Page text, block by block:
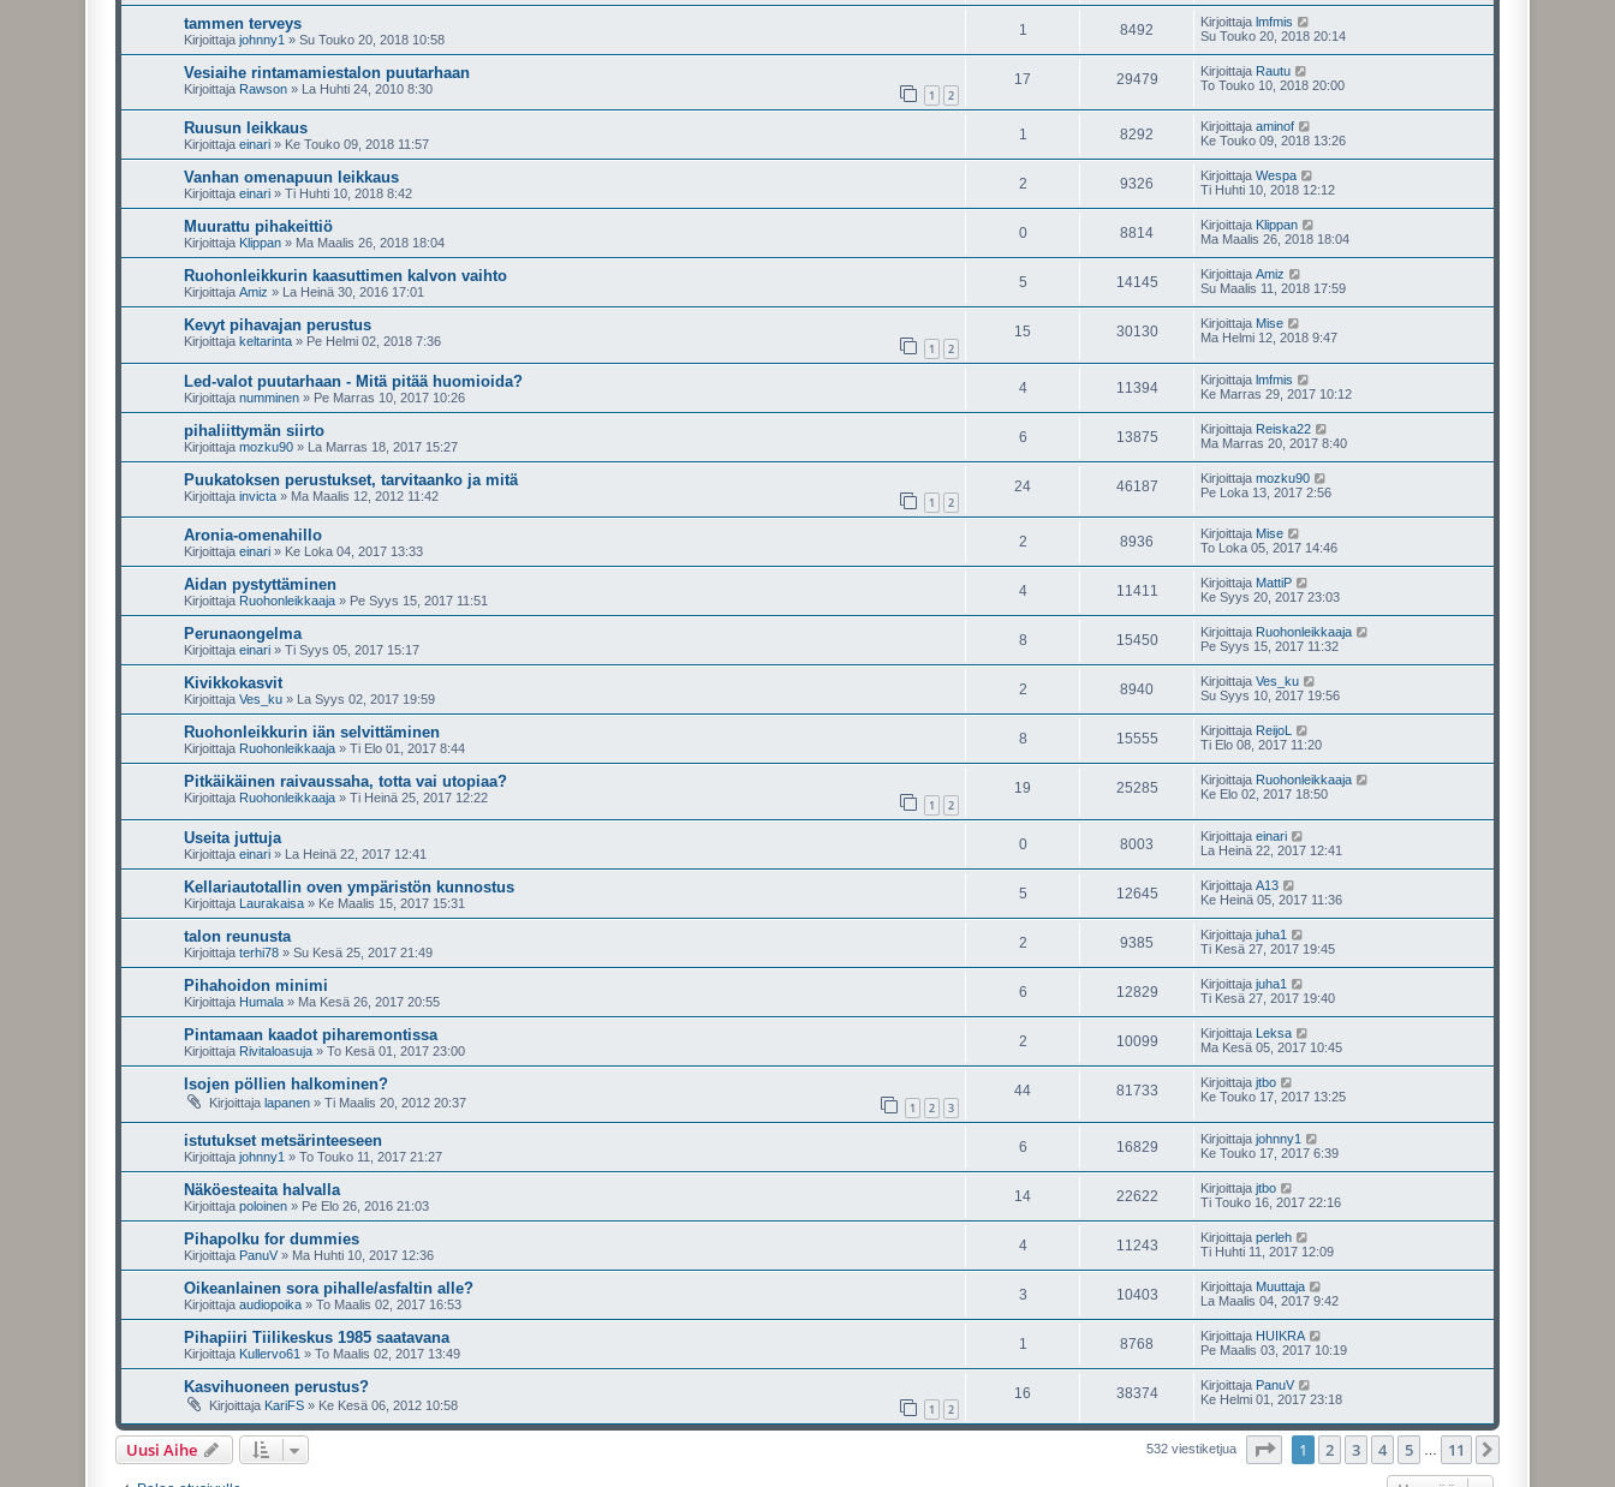
tammen terveys
Kirjoittaja johnny1 » Su Touko 20, 2018 10:58
1 8492 Kirjoittaja lmfmis
Su Touko 20, 2018 20:14
Vesiaihe rintamamiestalon puutarhaan
Kirjoittaja Rawson » La Huhti 24, 2010 8:30 1 2
17 29479 Kirjoittaja Rautu
To Touko 10, 2018 20:00
Ruusun leikkaus
Kirjoittaja einari » Ke Touko 09, 2018 11:57
1 8292 Kirjoittaja aminof
Ke Touko 09, 2018 13:26
Vanhan omenapuun leikkaus
Kirjoittaja einari » Ti Huhti 10, 2018 8:42
2 9326 Kirjoittaja Wespa
Ti Huhti 10, 2018 12:12
Muurattu pihakeittiö
Kirjoittaja Klippan » Ma Maalis 26, 2018 18:04
0 8814 Kirjoittaja Klippan
Ma Maalis 26, 2018 18:04
Ruohonleikkurin kaasuttimen kalvon vaihto
Kirjoittaja Amiz » La Heinä 30, 2016 17:01
5 14145 Kirjoittaja Amiz
Su Maalis 11, 2018 17:59
Kevyt pihavajan perustus
Kirjoittaja keltarinta » Pe Helmi 02, 2018 7:36 1 2
15 30130 Kirjoittaja Mise
Ma Helmi 12, 2018 9:47
Led-valot puutarhaan - Mitä pitää huomioida?
Kirjoittaja numminen » Pe Marras 10, 2017 10:26
4 11394 Kirjoittaja lmfmis
Ke Marras 29, 2017 10:12
pihaliittymän siirto
Kirjoittaja mozku90 » La Marras 18, 2017 15:27
6 13875 Kirjoittaja Reiska22
Ma Marras 20, 2017 8:40
Puukatoksen perustukset, tarvitaanko ja mitä
Kirjoittaja invicta » Ma Maalis 12, 2012 11:42 1 2
24 46187 Kirjoittaja mozku90
Pe Loka 13, 2017 2:56
Aronia-omenahillo
Kirjoittaja einari » Ke Loka 04, 2017 13:33
2 8936 Kirjoittaja Mise
To Loka 05, 2017 14:46
Aidan pystyttäminen
Kirjoittaja Ruohonleikkaaja » Pe Syys 15, 2017 11:51
4 11411 Kirjoittaja MattiP
Ke Syys 20, 2017 23:03
Perunaongelma
Kirjoittaja einari » Ti Syys 05, 2017 15:17
8 15450 Kirjoittaja Ruohonleikkaaja
Pe Syys 15, 2017 11:32
Kivikkokasvit
Kirjoittaja Ves_ku » La Syys 02, 2017 19:59
2 8940 Kirjoittaja Ves_ku
Su Syys 10, 2017 19:56
Ruohonleikkurin iän selvittäminen
Kirjoittaja Ruohonleikkaaja » Ti Elo 01, 2017 8:44
8 15555 Kirjoittaja ReijoL
Ti Elo 08, 2017 11:20
Pitkäikäinen raivaussaha, totta vai utopiaa?
Kirjoittaja Ruohonleikkaaja » Ti Heinä 25, 2017 12:22 1 2
19 25285 Kirjoittaja Ruohonleikkaaja
Ke Elo 02, 2017 18:50
Useita juttuja
Kirjoittaja einari » La Heinä 22, 2017 12:41
0 8003 Kirjoittaja einari
La Heinä 22, 2017 12:41
Kellariautotallin oven ympäristön kunnostus
Kirjoittaja Laurakaisa » Ke Maalis 15, 2017 15:31
5 12645 Kirjoittaja A13
Ke Heinä 05, 2017 11:36
talon reunusta
Kirjoittaja terhi78 » Su Kesä 25, 2017 21:49
2 9385 Kirjoittaja juha1
Ti Kesä 27, 2017 19:45
Pihahoidon minimi
Kirjoittaja Humala » Ma Kesä 26, 2017 20:55
6 12829 Kirjoittaja juha1
Ti Kesä 27, 2017 19:40
Pintamaan kaadot piharemontissa
Kirjoittaja Rivitaloasuja » To Kesä 01, 2017 23:00
2 10099 Kirjoittaja Leksa
Ma Kesä 05, 2017 10:45
Isojen pöllien halkominen?
Kirjoittaja lapanen » Ti Maalis 20, 2012 20:37 1 2 3
44 81733 Kirjoittaja jtbo
Ke Touko 17, 2017 13:25
istutukset metsärinteeseen
Kirjoittaja johnny1 » To Touko 11, 2017 21:27
6 16829 Kirjoittaja johnny1
Ke Touko 17, 2017 6:39
Näköesteaita halvalla
Kirjoittaja poloinen » Pe Elo 26, 2016 21:03
14 22622 Kirjoittaja jtbo
Ti Touko 16, 2017 22:16
Pihapolku for dummies
Kirjoittaja PanuV » Ma Huhti 10, 2017 12:36
4 11243 Kirjoittaja perleh
Ti Huhti 11, 2017 12:09
Oikeanlainen sora pihalle/asfaltin alle?
Kirjoittaja audiopoika » To Maalis 02, 2017 16:53
3 10403 Kirjoittaja Muuttaja
La Maalis 04, 2017 9:42
Pihapiiri Tiilikeskus 1985 saatavana
Kirjoittaja Kullervo61 » To Maalis 02, 2017 13:49
1 8768 Kirjoittaja HUIKRA
Pe Maalis 03, 2017 10:19
Kasvihuoneen perustus?
Kirjoittaja KariFS » Ke Kesä 06, 2012 10:58 1 2
16 38374 Kirjoittaja PanuV
Ke Helmi 01, 2017 23:18
Uusi Aihe 532 viestiketjua Sivu 11
1 2 3 4 5 11